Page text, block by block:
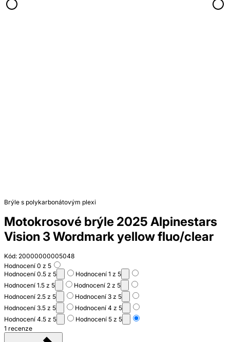
Brýle s polykarbonátovým plexi
Motokrosové brýle 2025 Alpinestars
Vision 3 Wordmark yellow fluo/clear
Kód: 20000000005048
Hodnocení 0 z 5
Hodnocení 0.5 z 5
Hodnocení 1 z 5
Hodnocení 1.5 z 5
Hodnocení 2 z 5
Hodnocení 2.5 z 5
Hodnocení 3 z 5
Hodnocení 3.5 z 5
Hodnocení 4 z 5
Hodnocení 4.5 z 5
Hodnocení 5 z 5
1 recenze